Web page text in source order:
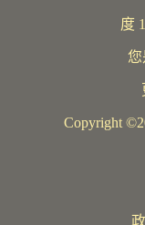
度
您
Copyright